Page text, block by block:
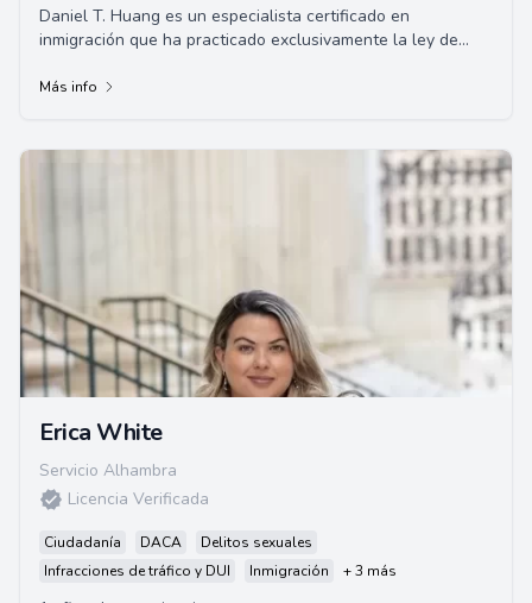
Daniel T. Huang es un especialista certificado en
inmigración que ha practicado exclusivamente la ley de
Más info
Erica White
Servicio Alhambra
Licencia Verificada
Ciudadanía DACA
Delitos sexuales
Infracciones de tráfico y DUI
Inmigración + 3 más